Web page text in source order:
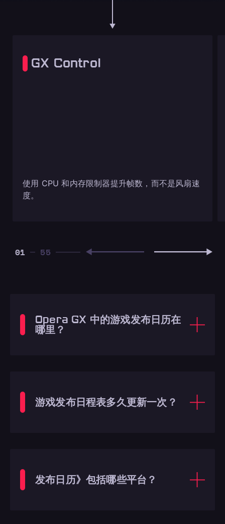
GX Control
使用 CPU 和内存限制器提升帧数，而不是风扇速
度。
01
Opera GX 中的游戏发布日历在
哪里？
游戏发布日程表多久更新一次？
发布日历》包括哪些平台？